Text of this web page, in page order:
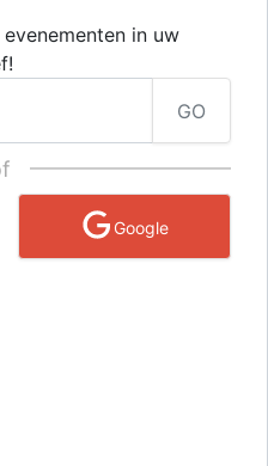
in uw
GO
Google